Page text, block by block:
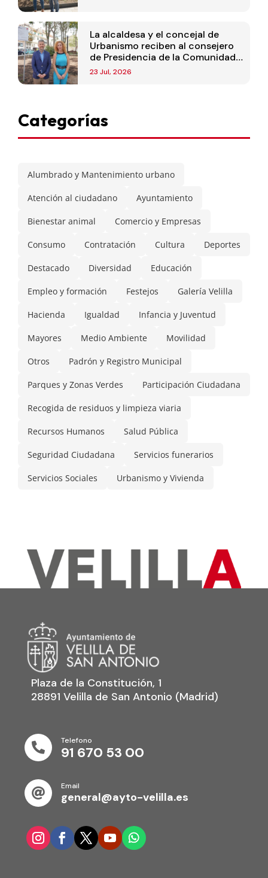
La alcaldesa y el concejal de
Urbanismo reciben al consejero
de Presidencia de la Comunidad
de Madrid
23 Jul, 2026
Categorías
Alumbrado y Mantenimiento urbano
Atención al ciudadano Ayuntamiento
Bienestar animal Comercio y Empresas
Consumo Contratación Cultura Deportes
Destacado Diversidad Educación
Empleo y formación Festejos Galería Velilla
Hacienda Igualdad Infancia y Juventud
Mayores Medio Ambiente Movilidad
Otros Padrón y Registro Municipal
Parques y Zonas Verdes Participación Ciudadana
Recogida de residuos y limpieza viaria
Recursos Humanos Salud Pública
Seguridad Ciudadana Servicios funerarios
Servicios Sociales Urbanismo y Vivienda
Plaza de la Constitución, 1
28891 Velilla de San Antonio (Madrid)

Telefono
91 670 53 00

Email
general@ayto-velilla.es